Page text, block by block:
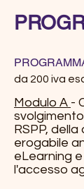
da 200 iva
Modulo A -
RSPP,
erogabile
eLearning
l'accesso